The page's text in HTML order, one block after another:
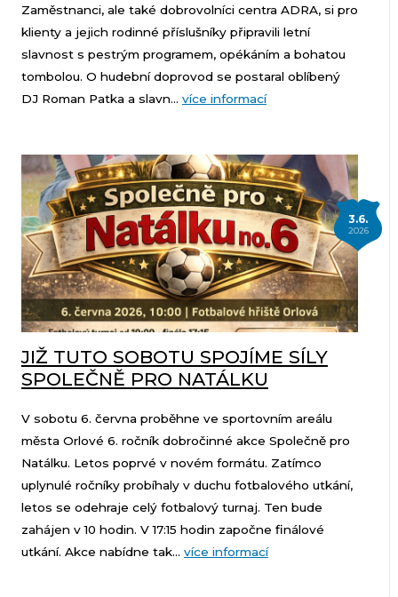
Zaměstnanci, ale také dobrovolníci centra ADRA, si pro
klienty a jejich rodinné příslušníky připravili letní
slavnost s pestrým programem, opékáním a bohatou
tombolou. O hudební doprovod se postaral oblíbený
DJ Roman Patka a slavn... více informací
3.6.
2026
JIŽ TUTO SOBOTU SPOJÍME SÍLY
SPOLEČNĚ PRO NATÁLKU
V sobotu 6. června proběhne ve sportovním areálu
města Orlové 6. ročník dobročinné akce Společně pro
Natálku. Letos poprvé v novém formátu. Zatímco
uplynulé ročníky probíhaly v duchu fotbalového utkání,
letos se odehraje celý fotbalový turnaj. Ten bude
zahájen v 10 hodin. V 17:15 hodin započne finálové
utkání. Akce nabídne tak... více informací